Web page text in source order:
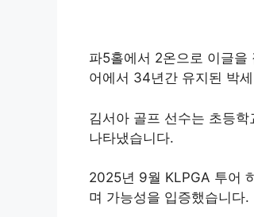
파5홀에서 2온으로 이글
어에서 34년간 유지된 박
김서아 골프 선수는 초등
나타냈습니다.
2025년 9월 KLPGA 투어
며 가능성을 입증했습니다.